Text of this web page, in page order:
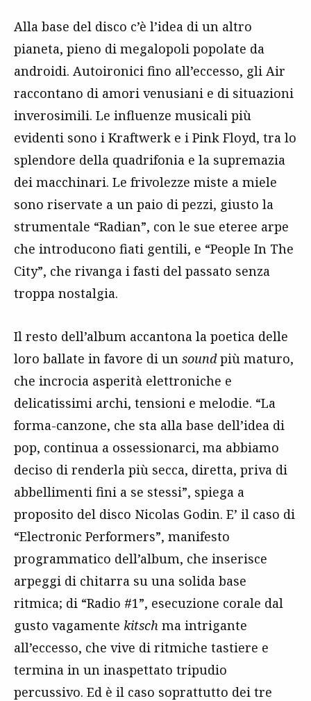
Alla base del disco c’è l’idea di un altro
pianeta, pieno di megalopoli popolate da
androidi. Autoironici fino all’eccesso, gli Air
raccontano di amori venusiani e di situazioni
inverosimili. Le influenze musicali più
evidenti sono i Kraftwerk e i Pink Floyd, tra lo
splendore della quadrifonia e la supremazia
dei macchinari. Le frivolezze miste a miele
sono riservate a un paio di pezzi, giusto la
strumentale “Radian”, con le sue eteree arpe
che introducono fiati gentili, e “People In The
City”, che rivanga i fasti del passato senza
troppa nostalgia.
Il resto dell’album accantona la poetica delle
loro ballate in favore di un soundpiù maturo,
che incrocia asperità elettroniche e
delicatissimi archi, tensioni e melodie. “La
forma-canzone, che sta alla base dell’idea di
pop, continua a ossessionarci, ma abbiamo
deciso di renderla più secca, diretta, priva di
abbellimenti fini a se stessi”, spiega a
proposito del disco Nicolas Godin. E’ il caso di
“Electronic Performers”, manifesto
programmatico dell’album, che inserisce
arpeggi di chitarra su una solida base
ritmica; di “Radio #1”, esecuzione corale dal
gusto vagamente kitsch ma intrigante
all’eccesso, che vive di ritmiche tastiere e
termina in un inaspettato tripudio
percussivo. Ed è il caso soprattutto dei tre